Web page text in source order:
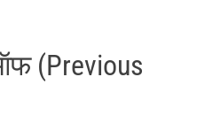
(Previous